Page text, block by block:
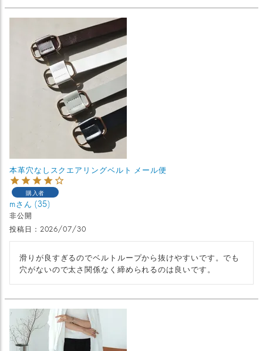
本革穴なしスクエアリングベルト メール便
購入者
m 35
非公開
投稿日
2026/07/30
滑りが良すぎるのでベルトループから抜けやすいです。でも
穴がないので太さ関係なく締められるのは良いです。